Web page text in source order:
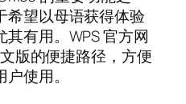
希望以母语获得体验
有用。WPS 官方网
版的便捷路径，方便
使用。